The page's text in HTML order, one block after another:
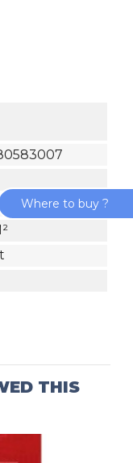
THIS
Where to buy ?